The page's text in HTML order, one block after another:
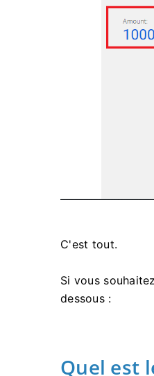
C'est tout.
Si vous
dessous :
Quel est